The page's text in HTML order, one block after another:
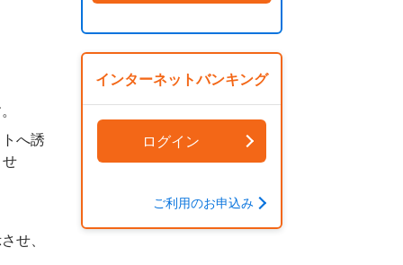
へ誘
せ、
インターネットバンキング
ログイン
ご利用のお申込み